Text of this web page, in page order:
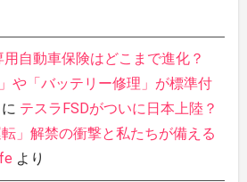
自動車保険はどこまで進化？
や「バッテリー修理」が標準付
テスラFSDがついに日本上陸？
」解禁の衝撃と私たちが備える
より